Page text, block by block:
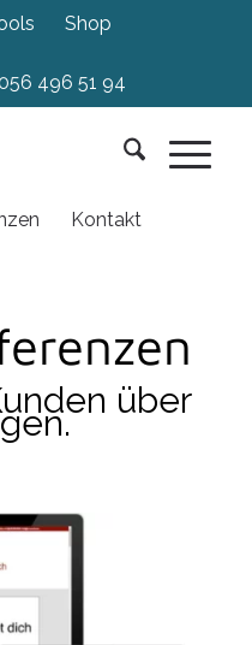
Shop
056 496 51 94
Kontakt
über